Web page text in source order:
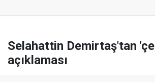
Selahattin Demirtaş'tan
açıklaması